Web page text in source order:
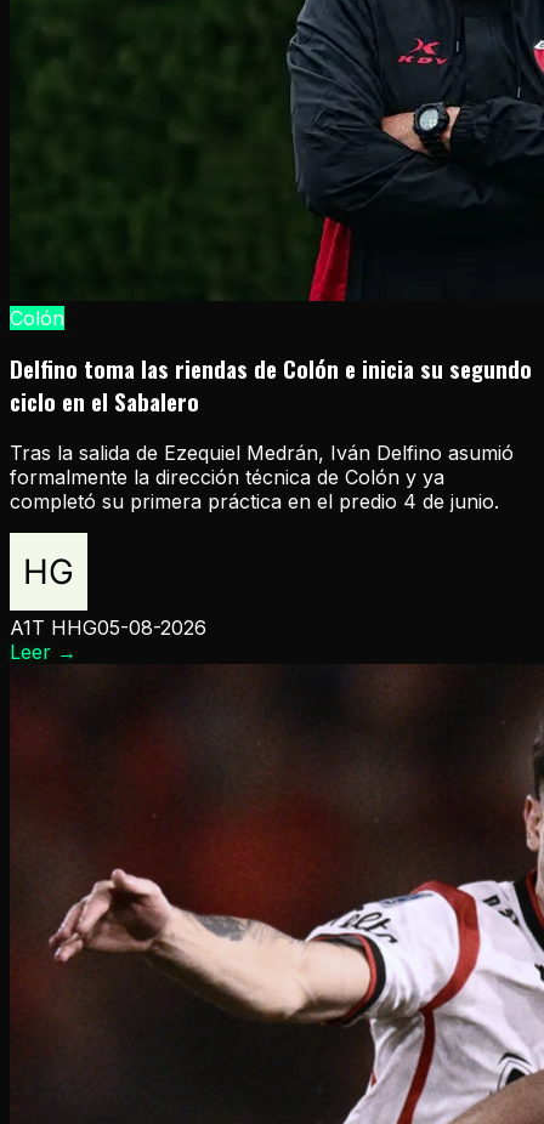
Colón
Delfino toma las riendas de Colón e inicia su segundo
ciclo en el Sabalero
Tras la salida de Ezequiel Medrán, Iván Delfino asumió
formalmente la dirección técnica de Colón y ya
completó su primera práctica en el predio 4 de junio.
A1T HHG05-08-2026
Leer →